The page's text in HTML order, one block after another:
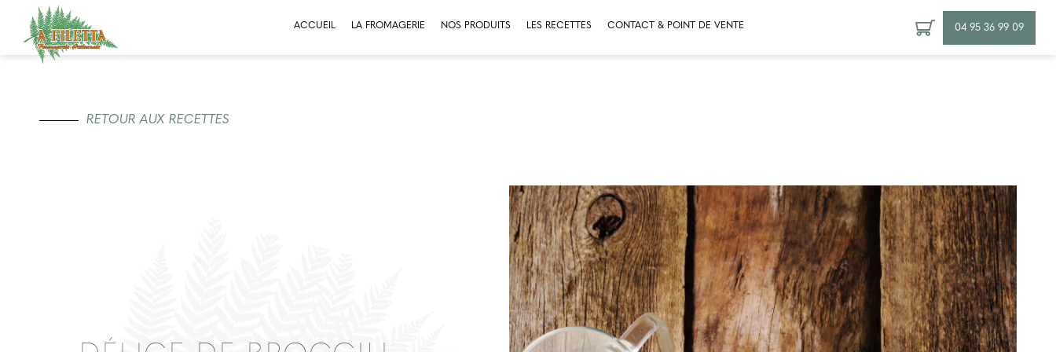
ACCUEIL LA FROMAGERIE NOS PRODUITS LES RECETTES CONTACT & POINT DE VENTE 04 95 36 99 09
RETOUR AUX RECETTES